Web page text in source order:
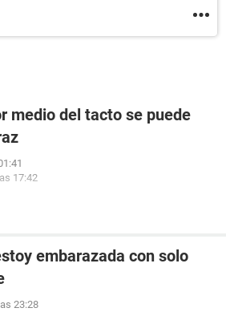
medio del tacto se puede
17:42
embarazada con solo
23:28